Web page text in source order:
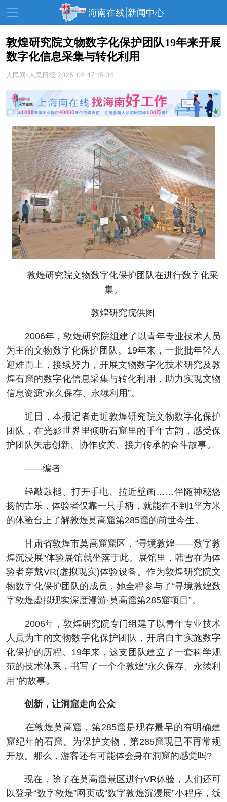
海南在线|新闻中心
资讯中心 热点 旅游
教育 健康 房产
生活 演出 活动
展会 走读海南 周末去哪儿
人才在线 天涯企服
敦煌研究院文物数字化保护团队19年来开展
数字化信息采集与转化利用
人民网-人民日报 2025-02-17 15:04
敦煌研究院文物数字化保护团队在进行数字化采
集。
敦煌研究院供图
2006年，敦煌研究院组建了以青年专业技术人员
为主的文物数字化保护团队。19年来，一批批年轻人
迎难而上，接续努力，开展文物数字化技术研究及敦
煌石窟的数字化信息采集与转化利用，助力实现文物
信息资源“永久保存、永续利用”。
近日，本报记者走近敦煌研究院文物数字化保护
团队，在光影世界里倾听石窟里的千年古韵，感受保
护团队矢志创新、协作攻关、接力传承的奋斗故事。
——编者
轻敲鼓槌、打开手电、拉近壁画……伴随神秘悠
扬的古乐，体验者仅靠一只手柄，就能在不到1平方米
的体验台上了解敦煌莫高窟第285窟的前世今生。
甘肃省敦煌市莫高窟窟区，“寻境敦煌——数字敦
煌沉浸展”体验展馆就坐落于此。展馆里，韩雪在为体
验者穿戴VR(虚拟现实)体验设备。作为敦煌研究院文
物数字化保护团队的成员，她全程参与了“寻境敦煌数
字敦煌虚拟现实深度漫游·莫高窟第285窟项目”。
2006年，敦煌研究院专门组建了以青年专业技术
人员为主的文物数字化保护团队，开启自主实施数字
化保护的历程。19年来，这支团队建立了一套科学规
范的技术体系，书写了一个个敦煌“永久保存、永续利
用”的故事。
创新，让洞窟走向公众
在敦煌莫高窟，第285窟是现存最早的有明确建
窟纪年的石窟。为保护文物，第285窟现已不再常规
开放。那么，游客还有可能体会身在洞窟的感觉吗?
现在，除了在莫高窟景区进行VR体验，人们还可
以登录“数字敦煌”网页或“数字敦煌沉浸展”小程序，线